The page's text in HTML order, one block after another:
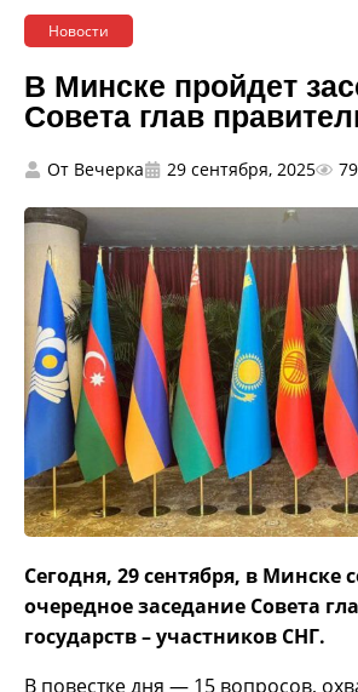
Новости
В Минске пройдет
Совета глав
От Вечерка 29 сентября, 2025
Сегодня, 29 сентября, в Минске
очередное заседание Совета
государств – участников СНГ.
В повестке дня — 15 вопросов,